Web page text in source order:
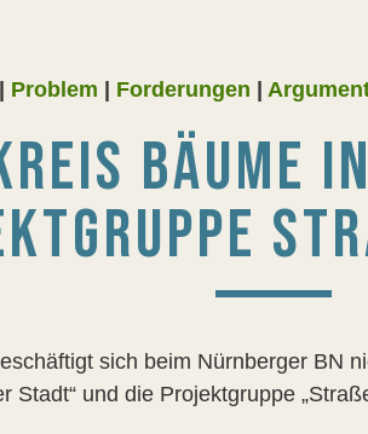
Problem Forderungen
BÄUME
sich beim Nürnberger BN
Stadt“ und die Projektgruppe